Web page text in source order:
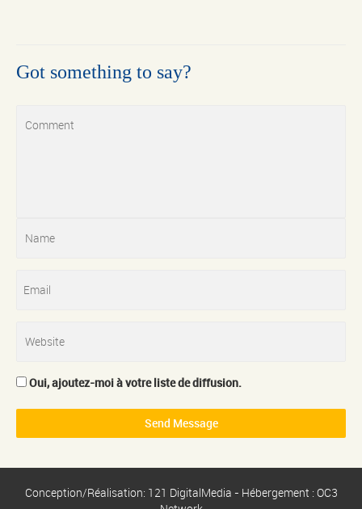
Got something to say?
Oui, ajoutez-moi à votre liste de diffusion.
Conception/Réalisation: 121 DigitalMedia - Hébergement : OC3